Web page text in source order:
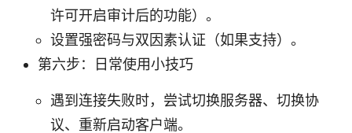
许可开启审计后的功能）。
设置强密码与双因素认证（如果支持）。
第六步：日常使用小技巧
遇到连接失败时，尝试切换服务器、切换协
议、重新启动客户端。